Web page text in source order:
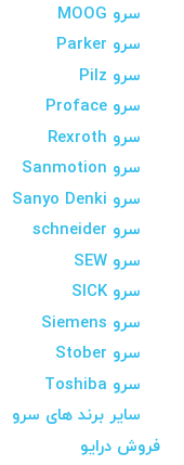
سرو MOOG
سرو Parker
سرو Pilz
سرو Proface
سرو Rexroth
سرو Sanmotion
سرو Sanyo Denki
سرو schneider
سرو SEW
سرو SICK
سرو Siemens
سرو Stober
سرو Toshiba
سایر برند های سرو
فروش درایو